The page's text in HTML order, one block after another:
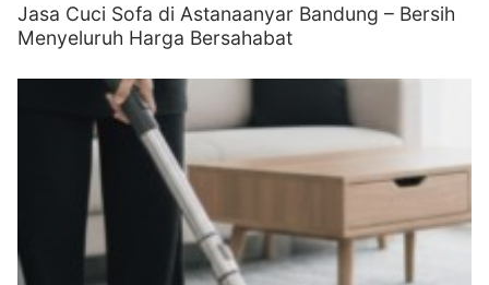
Jasa Cuci Sofa di Astanaanyar Bandung – Bersih
Menyeluruh Harga Bersahabat